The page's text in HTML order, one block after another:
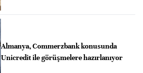
Almanya, Commerzbank konusunda
Unicredit ile görüşmelere hazırlanıyor